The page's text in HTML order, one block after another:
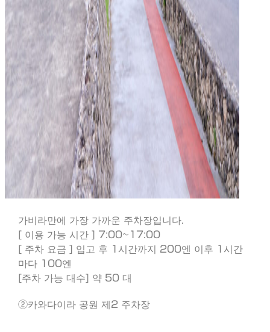
가비라만에 가장 가까운 주차장입니다.
[ 이용 가능 시간 ] 7:00~17:00
[ 주차 요금 ] 입고 후 1시간까지 200엔 이후 1시간
마다 100엔
[주차 가능 대수] 약 50 대
②카와다이라 공원 제2 주차장